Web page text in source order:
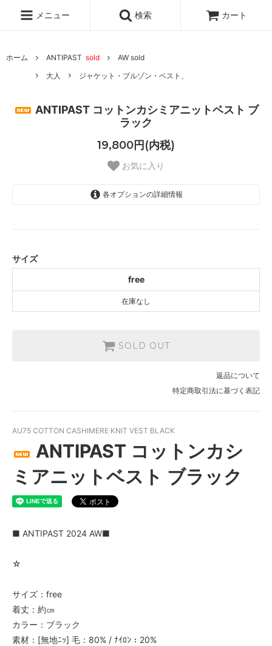
メニュー 検索 カート
ホーム ANTIPAST sold
AW sold
大人
ジャケット・ブルゾン・ベスト、
ANTIPAST コットンカシミアニットベスト ブ
ラック
19,800円(内税)
お気に入り
各オプションの詳細情報
サイズ
free
在庫なし
SOLD OUT
返品について
特定商取引法に基づく表記
AU75 COTTON CASHIMERE KNIT VEST BLACK
ANTIPAST コットンカシ
ミアニットベスト ブラック
■ ANTIPAST 2024 AW■
☆
サイズ：free
着丈：約㎝
カラー：ブラック
素材：[無地ﾆｯ] 毛：80% / ﾅｲﾛﾝ：20%